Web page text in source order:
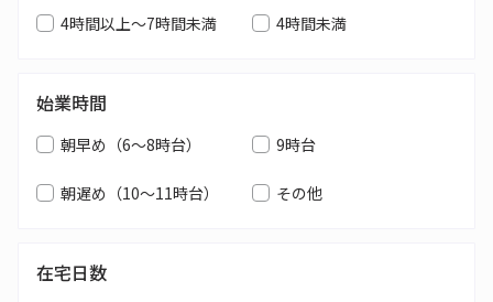
4時間以上～7時間未満 4時間未満
始業時間
朝早め（6～8時台） 9時台
朝遅め（10～11時台） その他
在宅日数